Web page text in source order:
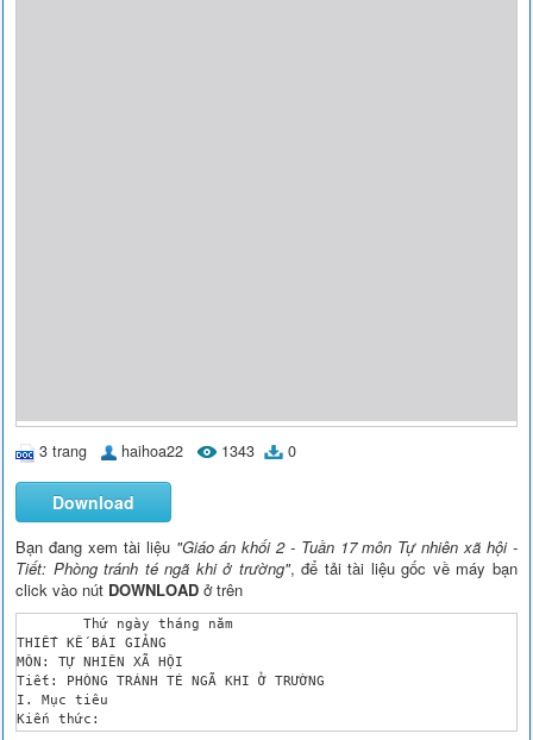
3 trang haihoa22 1343 0
Download
Bạn đang xem tài liệu "Giáo án khối 2 - Tuần 17 môn Tự nhiên xã hội -
Tiết: Phòng tránh té ngã khi ở trường", để tải tài liệu gốc về máy bạn
click vào nút DOWNLOAD ở trên
	Thứ ngày tháng năm
THIẾT KẾ BÀI GIẢNG
MÔN: TỰ NHIÊN XÃ HỘI
Tiết: PHÒNG TRÁNH TÉ NGÃ KHI Ở TRƯỜNG
I. Mục tiêu
Kiến thức: